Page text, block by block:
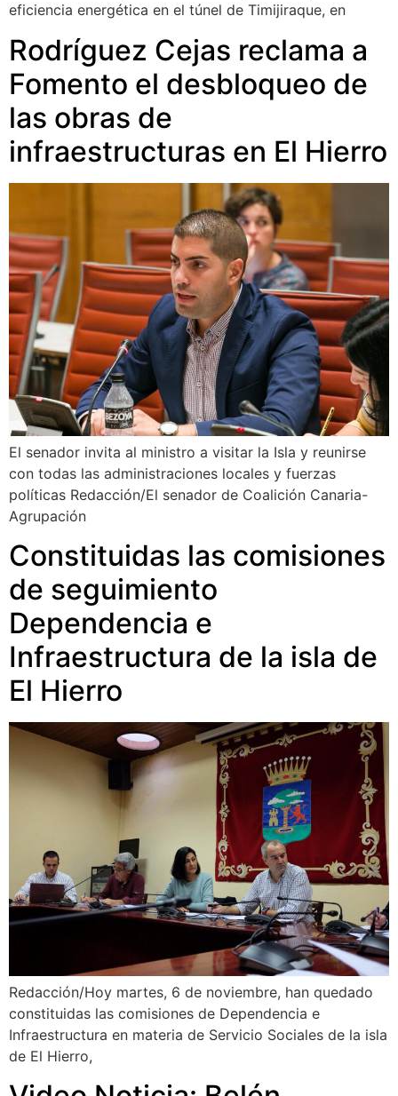
eficiencia energética en el túnel de Timijiraque, en
Rodríguez Cejas reclama a
Fomento el desbloqueo de
las obras de
infraestructuras en El Hierro
El senador invita al ministro a visitar la Isla y reunirse
con todas las administraciones locales y fuerzas
políticas Redacción/El senador de Coalición Canaria-
Agrupación
Constituidas las comisiones
de seguimiento
Dependencia e
Infraestructura de la isla de
El Hierro
Redacción/Hoy martes, 6 de noviembre, han quedado
constituidas las comisiones de Dependencia e
Infraestructura en materia de Servicio Sociales de la isla
de El Hierro,